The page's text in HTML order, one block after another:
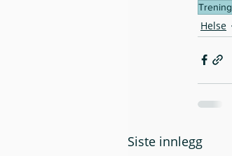
Trening
Helse
Siste innlegg